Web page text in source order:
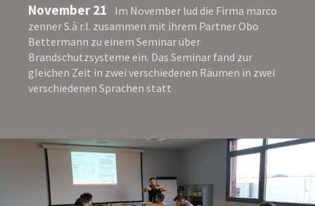
November 21
Im November lud die Firma marco
zenner S.à r.l. zusammen mit ihrem Partner Obo
Bettermann zu einem Seminar über
Brandschutzsysteme ein. Das Seminar fand zur
gleichen Zeit in zwei verschiedenen Räumen in zwei
verschiedenen Sprachen statt